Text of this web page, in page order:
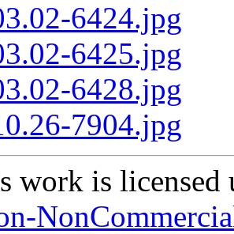
6424.jpg
6425.jpg
6428.jpg
7904.jpg
work is licensed